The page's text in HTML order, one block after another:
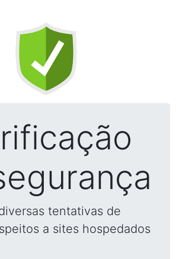
tentativas de
a sites hospedados